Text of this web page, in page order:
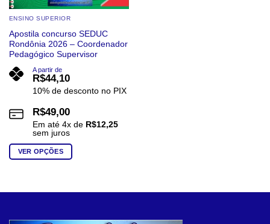
ENSINO SUPERIOR
Apostila concurso SEDUC
Rondônia 2026 – Coordenador
Pedagógico Supervisor
A partir de
R$44,10
10% de desconto no PIX
R$49,00
Em até 4x de R$12,25
sem juros
VER OPÇÕES
tem